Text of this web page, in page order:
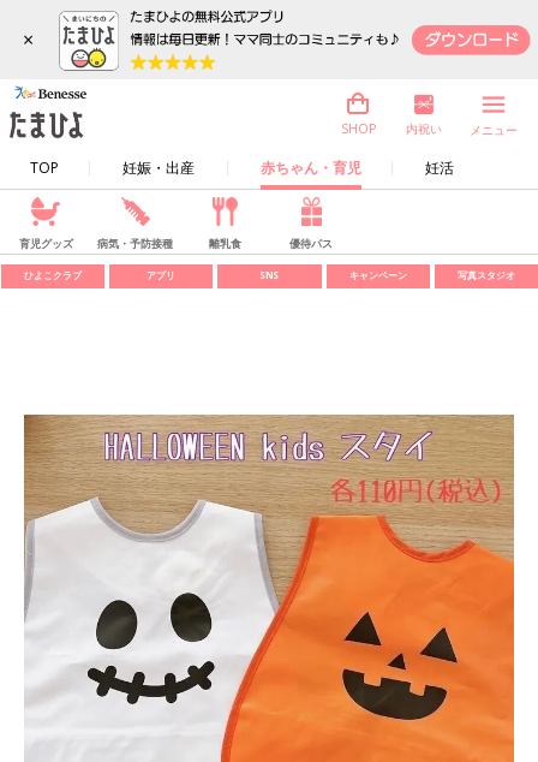
×
TOP 妊娠・出産 赤ちゃん・育児 妊活
SHOP 内祝い メニュー
育児グッズ 病気・予防接種 離乳食 優待パス
ひよこクラブ アプリ SNS キャンペーン 写真スタジオ